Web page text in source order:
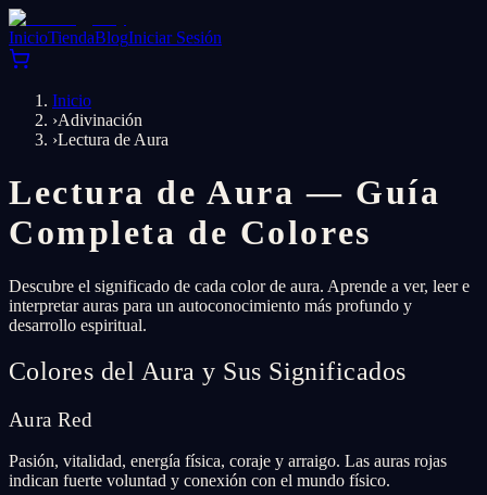
InicioTiendaBlogIniciar Sesión
Inicio
›Adivinación
›Lectura de Aura
Lectura de Aura — Guía
Completa de Colores
Descubre el significado de cada color de aura. Aprende a ver, leer e
interpretar auras para un autoconocimiento más profundo y
desarrollo espiritual.
Colores del Aura y Sus Significados
Aura Red
Pasión, vitalidad, energía física, coraje y arraigo. Las auras rojas
indican fuerte voluntad y conexión con el mundo físico.